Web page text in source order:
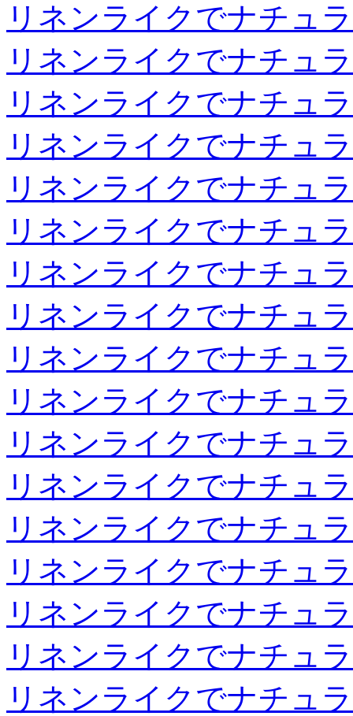
リネンライクでナチュ
リネンライクでナチュ
リネンライクでナチュ
リネンライクでナチュ
リネンライクでナチュ
リネンライクでナチュ
リネンライクでナチュ
リネンライクでナチュ
リネンライクでナチュ
リネンライクでナチュ
リネンライクでナチュ
リネンライクでナチュ
リネンライクでナチュ
リネンライクでナチュ
リネンライクでナチュ
リネンライクでナチュ
リネンライクでナチュ